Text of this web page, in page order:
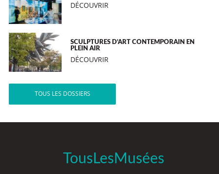
DÉCOUVRIR
SCULPTURES D’ART CONTEMPORAIN EN
PLEIN AIR
DÉCOUVRIR
TOUS LES DOSSIERS
TousLesMusées